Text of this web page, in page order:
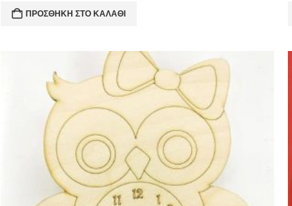
ΠΡΟΣΘΉΚΗ ΣΤΟ ΚΑΛΆΘΙ